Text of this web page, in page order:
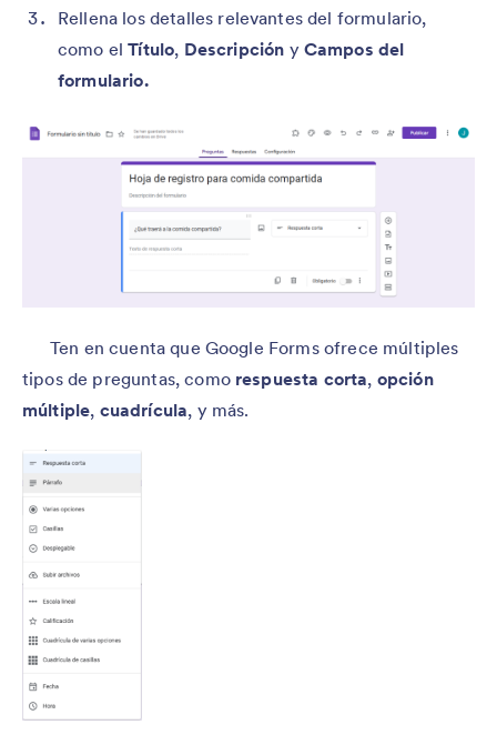
Rellena los detalles relevantes del formulario,
como elTítulo, Descripción y Campos del
formulario.
Ten en cuenta que Google Forms ofrece múltiples
tipos de preguntas, como respuesta corta, opción
múltiple, cuadrícula, y más.